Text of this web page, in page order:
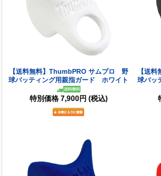
【送料無料】ThumbPRO サムプロ 野
球バッティング用親指ガード ホワイト
特別価格 7,900円 (税込)
【送
球バッ